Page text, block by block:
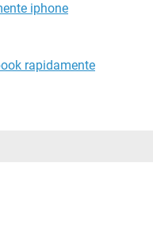
iphone
rapidamente